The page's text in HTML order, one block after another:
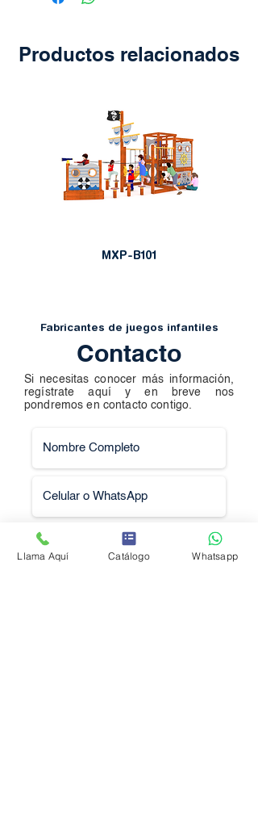
Productos relacionados
MXP-B101
Fabricantes de juegos infantiles
Contacto
Si necesitas conocer más información,
regístrate aquí y en breve nos
pondremos en contacto contigo.
Llama Aquí Catálogo Whatsapp